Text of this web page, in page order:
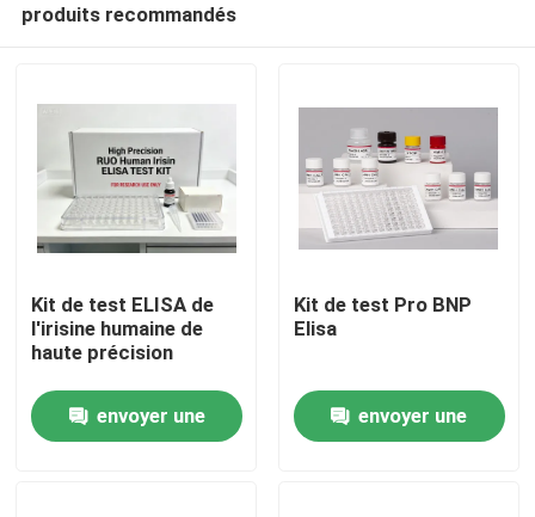
Maison
produits recommandés
Kit de test ELISA de
l'irisine humaine de
haute précision
envoyer une
Kit de test Pro BNP
Elisa
envoyer une